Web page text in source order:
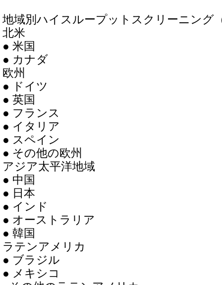
地域別ハイスループットスクリーニング
北米
● 米国
● カナダ
欧州
● ドイツ
● 英国
● フランス
● イタリア
● スペイン
● その他の欧州
アジア太平洋地域
● 中国
● 日本
● インド
● オーストラリア
● 韓国
ラテンアメリカ
● ブラジル
● メキシコ